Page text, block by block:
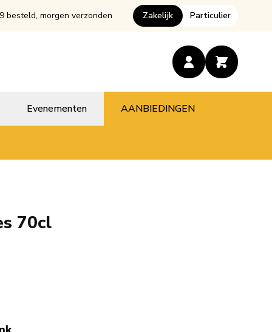
besteld, morgen verzonden Zakelijk Particulier
Evenementen AANBIEDINGEN
70cl